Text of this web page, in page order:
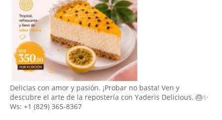
Delicias con amor y pasión. ¡Probar no basta! Ven y
descubre el arte de la repostería con Yaderis Delicious. 🎂✨
Ws: +1 (829) 365-8367